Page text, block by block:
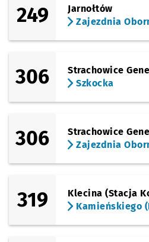
249
Jarnołtów
Zajezdnia
306
Strachowice
Szkocka
306
Strachowice
Zajezdnia
319
Klecina (Stacja
Kamieńskiego